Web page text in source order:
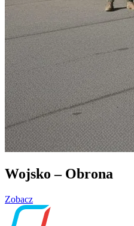
Wojsko – Obrona
Zobacz